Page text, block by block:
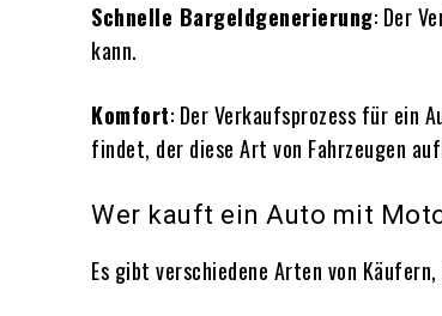
Schnelle Bargeldgenerierung: Der
kann.
Komfort: Der Verkaufsprozess für ein
findet, der diese Art von Fahrzeugen
Wer kauft ein Auto mit
Es gibt verschiedene Arten von